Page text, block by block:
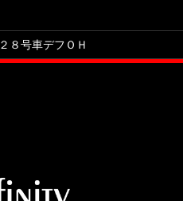
２８号車デフＯＨ